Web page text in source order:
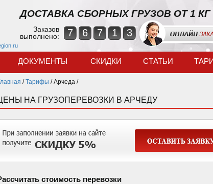
ДОСТАВКА СБОРНЫХ ГРУЗОВ ОТ 1 КГ
Заказов
выполнено:
7 6 7 1 3
ДОКУМЕНТЫ СКИДКИ СТАТЬИ
/Тарифы /Арчеда /
НА ГРУЗОПЕРЕВОЗКИ В АРЧЕДУ
стоимость перевозки